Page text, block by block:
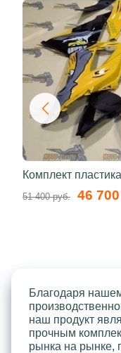
Комплект
51 400 руб. 46
Благодаря
наш продукт
прочным
рынка на рынке,